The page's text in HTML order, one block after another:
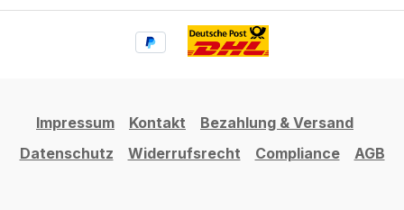
Impressum Kontakt
Bezahlung & Versand
Datenschutz
Widerrufsrecht Compliance AGB